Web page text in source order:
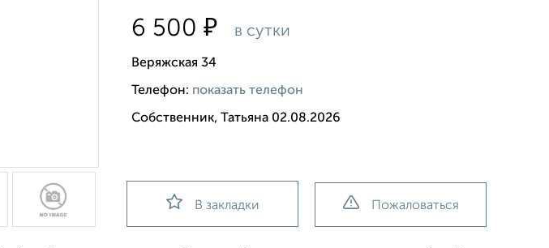
6 500₽ в сутки
Веряжская 34
Телефон: показать телефон
Собственник, Татьяна 02.08.2026
В закладки Пожаловаться